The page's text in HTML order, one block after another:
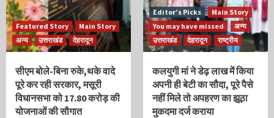
Featured Story
Main Story
अन्य
उत्तराखंड देहरादून
सीएम बोले-बिना रुके,थके वादे
पूरे कर रही सरकार, मसूरी
विधानसभा को 17.80 करोड़ की
योजनाओं की सौगात
Editor’s Picks
Main Story
You may have missed
अन्य
उत्तराखंड
देहरादून राष्ट्रीय
कलयुगी मां ने डेढ़ लाख में किया
अपनी ही बेटी का सौदा, पूरे पैसे
नहीं मिले तो अपहरण का झूठा
मुकदमा दर्ज कराया